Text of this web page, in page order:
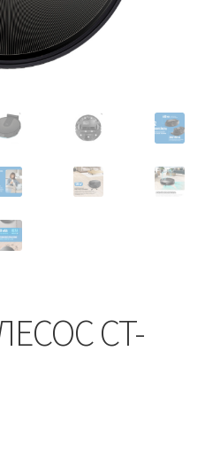
CT-